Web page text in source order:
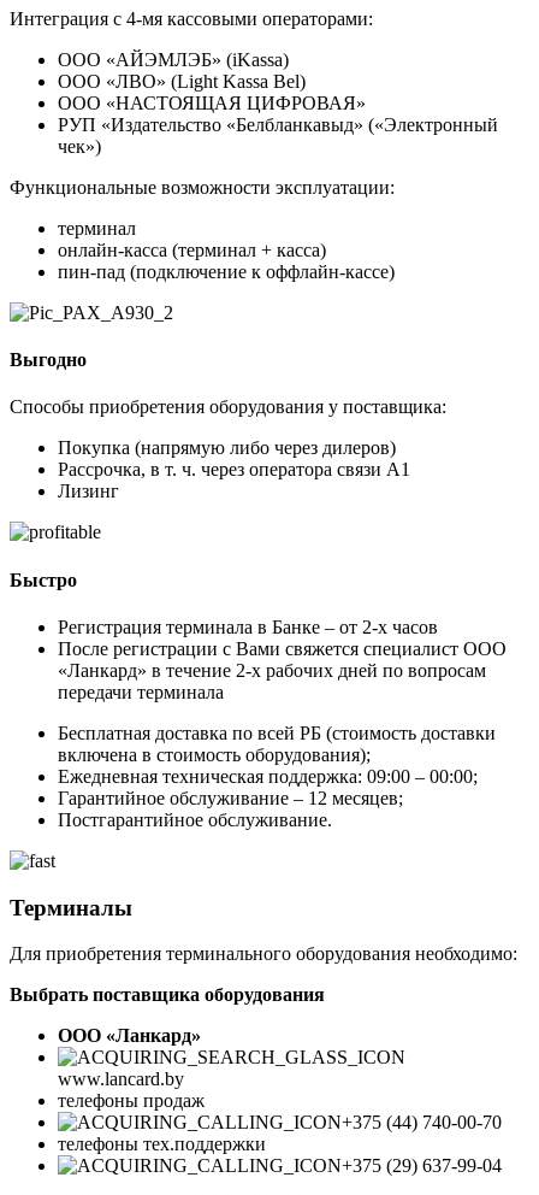
Интеграция с 4-мя кассовыми операторами:
ООО «АЙЭМЛЭБ» (iKassa)
ООО «ЛВО» (Light Kassa Bel)
ООО «НАСТОЯЩАЯ ЦИФРОВАЯ»
РУП «Издательство «Белбланкавыд» («Электронный
чек»)
Функциональные возможности эксплуатации:
терминал
онлайн-касса (терминал + касса)
пин-пад (подключение к оффлайн-кассе)
Выгодно
Способы приобретения оборудования у поставщика:
Покупка (напрямую либо через дилеров)
Рассрочка, в т. ч. через оператора связи А1
Лизинг
Быстро
Регистрация терминала в Банке – от 2-х часов
После регистрации с Вами свяжется специалист ООО
«Ланкард» в течение 2-х рабочих дней по вопросам
передачи терминала
Бесплатная доставка по всей РБ (стоимость доставки
включена в стоимость оборудования);
Ежедневная техническая поддержка: 09:00 – 00:00;
Гарантийное обслуживание – 12 месяцев;
Постгарантийное обслуживание.
Терминалы
Для приобретения терминального оборудования необходимо:
Выбрать поставщика оборудования
ООО «Ланкард»
www.lancard.by
телефоны продаж
+375 (44) 740-00-70
телефоны тех.поддержки
+375 (29) 637-99-04